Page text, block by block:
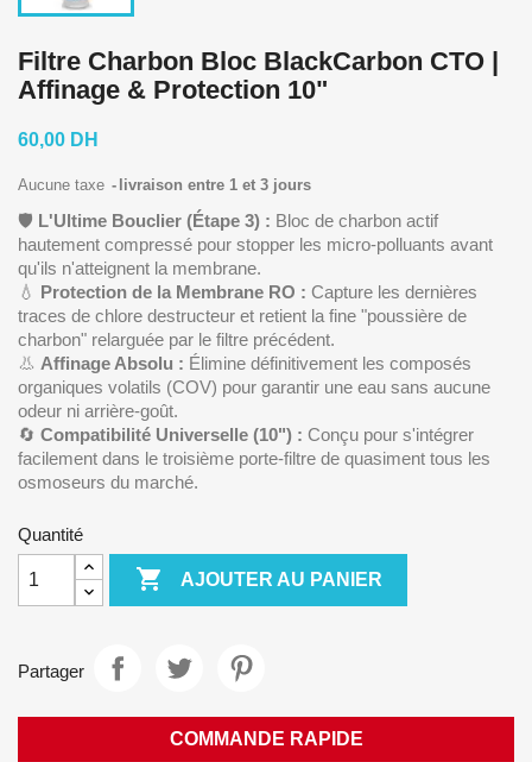
Filtre Charbon Bloc BlackCarbon CTO |
Affinage & Protection 10"
60,00 DH
Aucune taxe livraison entre 1 et 3 jours
🛡️ L'Ultime Bouclier (Étape 3) : Bloc de charbon actif
hautement compressé pour stopper les micro-polluants avant
qu'ils n'atteignent la membrane.
💧 Protection de la Membrane RO : Capture les dernières
traces de chlore destructeur et retient la fine "poussière de
charbon" relarguée par le filtre précédent.
👃 Affinage Absolu : Élimine définitivement les composés
organiques volatils (COV) pour garantir une eau sans aucune
odeur ni arrière-goût.
🔄 Compatibilité Universelle (10") : Conçu pour s'intégrer
facilement dans le troisième porte-filtre de quasiment tous les
osmoseurs du marché.
Quantité
 AJOUTER AU PANIER
Partager
COMMANDE RAPIDE